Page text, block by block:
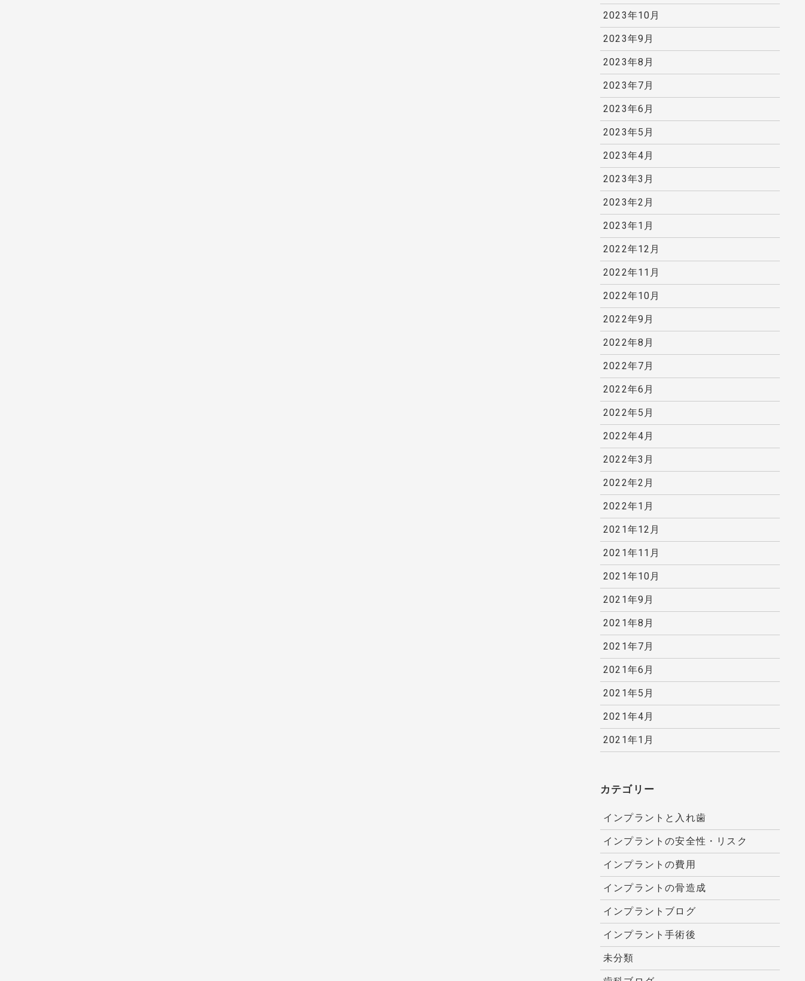
2023年10月
2023年9月
2023年8月
2023年7月
2023年6月
2023年5月
2023年4月
2023年3月
2023年2月
2023年1月
2022年12月
2022年11月
2022年10月
2022年9月
2022年8月
2022年7月
2022年6月
2022年5月
2022年4月
2022年3月
2022年2月
2022年1月
2021年12月
2021年11月
2021年10月
2021年9月
2021年8月
2021年7月
2021年6月
2021年5月
2021年4月
2021年1月
カテゴリー
インプラントと入れ歯
インプラントの安全性・リスク
インプラントの費用
インプラントの骨造成
インプラントブログ
インプラント手術後
未分類